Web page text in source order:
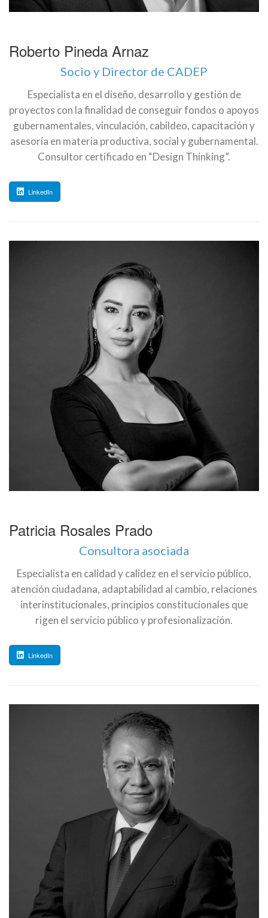
Roberto Pineda Arnaz
Socio y Director de CADEP
Especialista en el diseño, desarrollo y gestión de
proyectos con la finalidad de conseguir fondos o apoyos
gubernamentales, vinculación, cabildeo, capacitación y
asesoría en materia productiva, social y gubernamental.
Consultor certificado en “Design Thinking”.
LinkedIn
Patricia Rosales Prado
Consultora asociada
Especialista en calidad y calidez en el servicio público,
atención ciudadana, adaptabilidad al cambio, relaciones
interinstitucionales, principios constitucionales que
rigen el servicio público y profesionalización.
LinkedIn